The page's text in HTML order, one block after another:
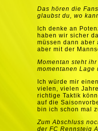
Das hören die
glaubst du, wo
Ich denke an
haben wir sicher
müssen dann
aber mit der
Momentan steht
momentanen Lage
Ich würde mir
vielen, vielen
richtige Taktik
auf die
bin ich schon mal
Zum Abschluss
der FC Rennsteig